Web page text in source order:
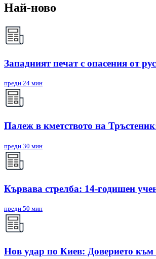
Най-ново
Западният печат с опасения от
преди 24 мин
Палеж в кметството на
преди 30 мин
Кървава стрелба: 14-годишен
преди 50 мин
Нов удар по Киев: Доверието към